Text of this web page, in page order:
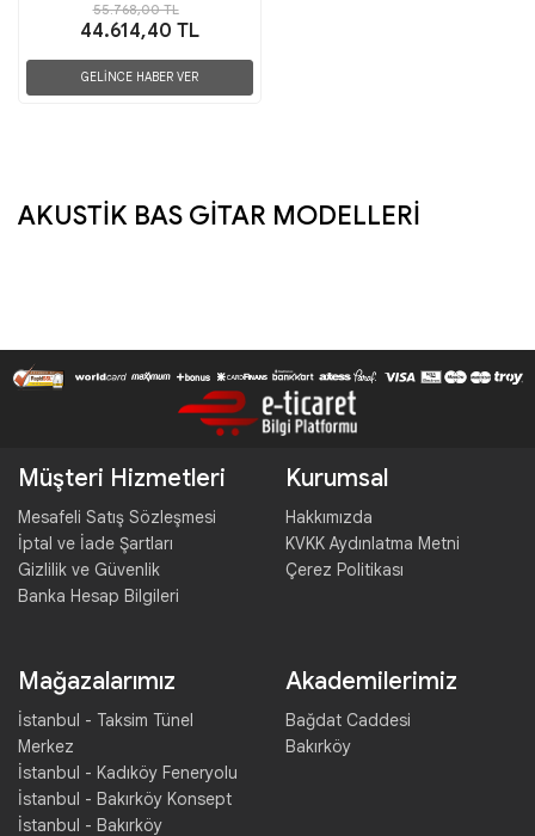
55.768,00 TL
44.614,40 TL
GELİNCE HABER VER
AKUSTİK BAS GİTAR MODELLERİ
Müşteri Hizmetleri
Mesafeli Satış Sözleşmesi
İptal ve İade Şartları
Gizlilik ve Güvenlik
Banka Hesap Bilgileri
Kurumsal
Hakkımızda
KVKK Aydınlatma Metni
Çerez Politikası
Mağazalarımız
İstanbul - Taksim Tünel
Merkez
İstanbul - Kadıköy Feneryolu
İstanbul - Bakırköy Konsept
İstanbul - Bakırköy
Akademilerimiz
Bağdat Caddesi
Bakırköy